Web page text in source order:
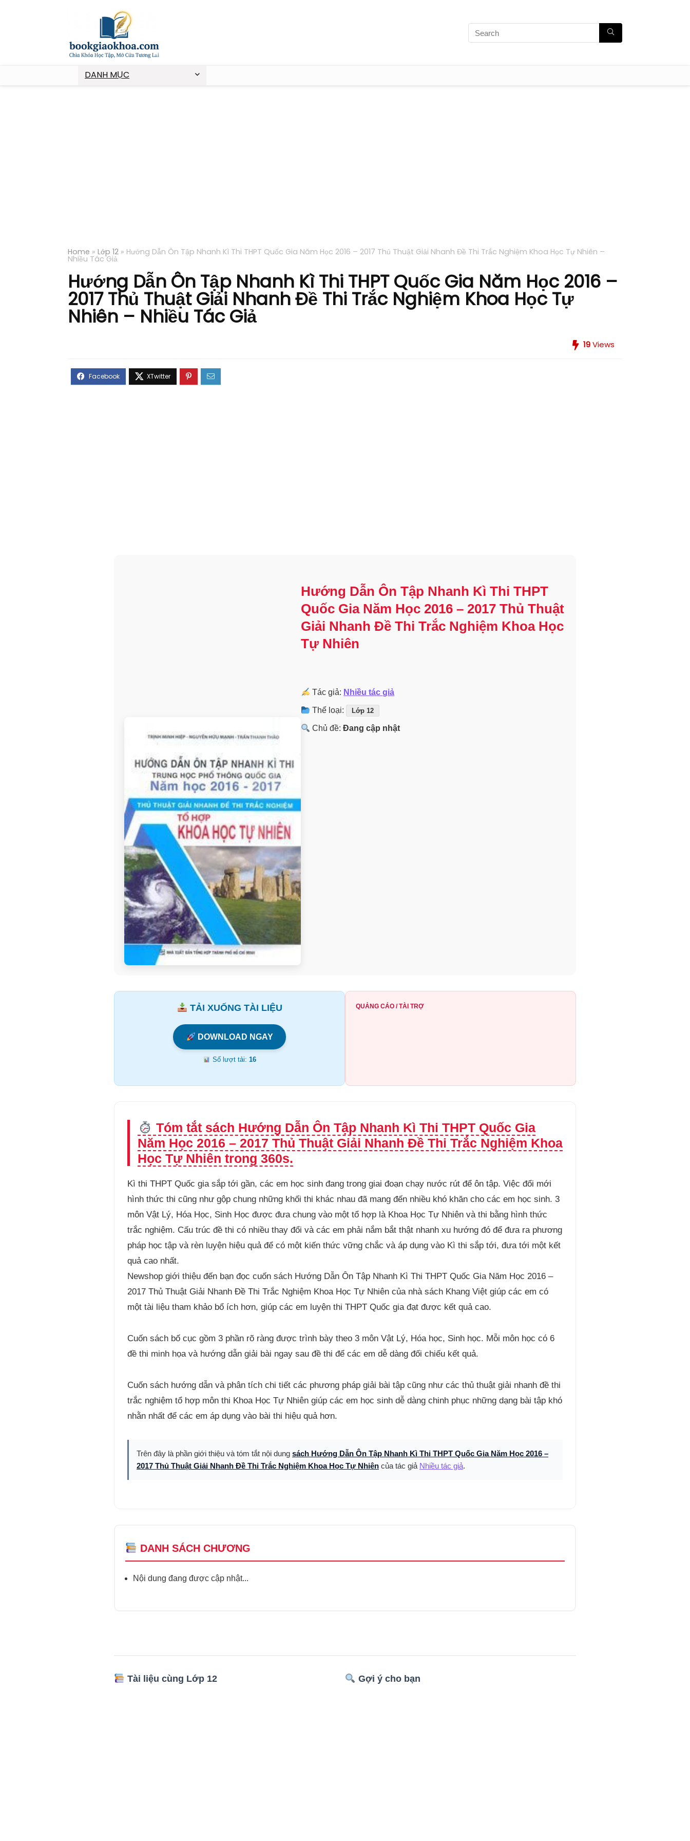
DANH MỤC
Home » Lớp 12 » Hướng Dẫn Ôn Tập Nhanh Kì Thi THPT Quốc Gia Năm Học 2016 – 2017 Thủ Thuật Giải Nhanh Đề Thi Trắc Nghiệm Khoa Học Tự Nhiên –
Nhiều Tác Giả
Hướng Dẫn Ôn Tập Nhanh Kì Thi THPT Quốc Gia Năm Học 2016 –
2017 Thủ Thuật Giải Nhanh Đề Thi Trắc Nghiệm Khoa Học Tự
Nhiên – Nhiều Tác Giả
19Views
Hướng Dẫn Ôn Tập Nhanh Kì Thi THPT
Quốc Gia Năm Học 2016 – 2017 Thủ Thuật
Giải Nhanh Đề Thi Trắc Nghiệm Khoa Học
Tự Nhiên
Tác giả: Nhiều tác giả
Thể loại: Lớp 12
Chủ đề:Đang cập nhật
TẢI XUỐNG TÀI LIỆU
DOWNLOAD NGAY
Số lượt tải: 16
QUẢNG CÁO / TÀI TRỢ
Tóm tắt sách Hướng Dẫn Ôn Tập Nhanh Kì Thi THPT Quốc Gia
Năm Học 2016 – 2017 Thủ Thuật Giải Nhanh Đề Thi Trắc Nghiệm Khoa
Học Tự Nhiên trong 360s.
Kì thi THPT Quốc gia sắp tới gần, các em học sinh đang trong giai đoạn chạy nước rút để ôn tập. Việc đổi mới
hình thức thi cũng như gộp chung những khối thi khác nhau đã mang đến nhiều khó khăn cho các em học sinh. 3
môn Vật Lý, Hóa Học, Sinh Học được đưa chung vào một tổ hợp là Khoa Học Tự Nhiên và thi bằng hình thức
trắc nghiệm. Cấu trúc đề thi có nhiều thay đổi và các em phải nắm bắt thật nhanh xu hướng đó để đưa ra phương
pháp học tập và rèn luyện hiệu quả để có một kiến thức vững chắc và áp dụng vào Kì thi sắp tới, đưa tới một kết
quả cao nhất.
Newshop giới thiệu đến bạn đọc cuốn sách Hướng Dẫn Ôn Tập Nhanh Kì Thi THPT Quốc Gia Năm Học 2016 –
2017 Thủ Thuật Giải Nhanh Đề Thi Trắc Nghiệm Khoa Học Tự Nhiên của nhà sách Khang Việt giúp các em có
một tài liệu tham khảo bổ ích hơn, giúp các em luyện thi THPT Quốc gia đạt được kết quả cao.
Cuốn sách bố cục gồm 3 phần rõ ràng được trình bày theo 3 môn Vật Lý, Hóa học, Sinh học. Mỗi môn học có 6
đề thi minh họa và hướng dẫn giải bài ngay sau đề thi để các em dễ dàng đối chiếu kết quả.
Cuốn sách hướng dẫn và phân tích chi tiết các phương pháp giải bài tập cũng như các thủ thuật giải nhanh đề thi
trắc nghiệm tổ hợp môn thi Khoa Học Tự Nhiên giúp các em học sinh dễ dàng chinh phục những dạng bài tập khó
nhằn nhất để các em áp dụng vào bài thi hiệu quả hơn.
Trên đây là phần giới thiệu và tóm tắt nội dung sách Hướng Dẫn Ôn Tập Nhanh Kì Thi THPT Quốc Gia Năm Học 2016 –
2017 Thủ Thuật Giải Nhanh Đề Thi Trắc Nghiệm Khoa Học Tự Nhiên của tác giả Nhiều tác giả.
DANH SÁCH CHƯƠNG
Nội dung đang được cập nhật...
Tài liệu cùng Lớp 12 Gợi ý cho bạn